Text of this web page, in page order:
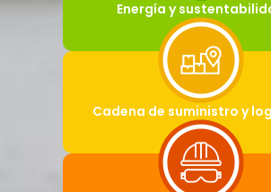
Energía y
Cadena de suministro y